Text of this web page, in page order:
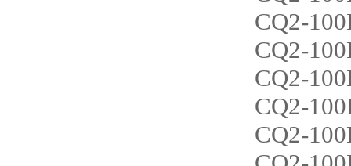
CQ2-
CQ2-
CQ2-
CQ2-
CQ2-